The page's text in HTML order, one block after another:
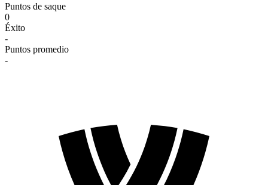
Puntos de saque
0
Éxito
-
Puntos promedio
-